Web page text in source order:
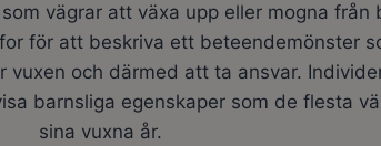
vägrar att växa upp eller mogna från
för att beskriva ett beteendemönster
vuxen och därmed att ta ansvar.
barnsliga egenskaper som de flesta
sina vuxna år.